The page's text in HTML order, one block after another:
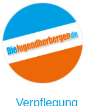
Verpflegung